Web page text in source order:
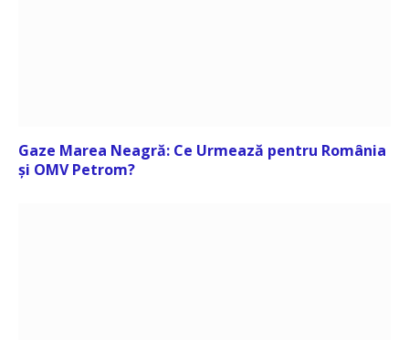
Gaze Marea Neagră: Ce Urmează pentru România
și OMV Petrom?